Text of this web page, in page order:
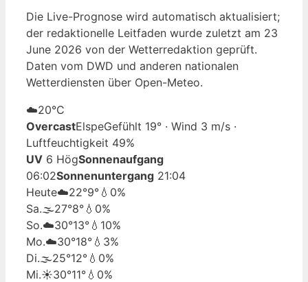
Die Live-Prognose wird automatisch aktualisiert;
der redaktionelle Leitfaden wurde zuletzt am 23
June 2026 von der Wetterredaktion geprüft.
Daten vom DWD und anderen nationalen
Wetterdiensten über Open-Meteo.
☁️20°C
OvercastElspeGefühlt 19° · Wind 3 m/s ·
Luftfeuchtigkeit 49%
UV 6 HögSonnenaufgang
06:02Sonnenuntergang 21:04
Heute☁️22°9° 💧0%
Sa.🌫️27°8° 💧0%
So.☁️30°13° 💧10%
Mo.☁️30°18° 💧3%
Di.🌫️25°12° 💧0%
Mi.☀️30°11° 💧0%